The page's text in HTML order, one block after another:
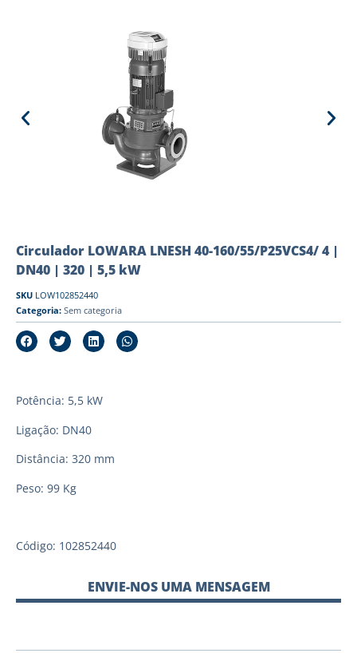
Circulador LOWARA LNESH 40-160/55/P25VCS4/ 4 |
DN40 | 320 | 5,5 kW
SKU LOW102852440
Categoria: Sem categoria
Potência: 5,5 kW
Ligação: DN40
Distância: 320 mm
Peso: 99 Kg
Código: 102852440
ENVIE-NOS UMA MENSAGEM